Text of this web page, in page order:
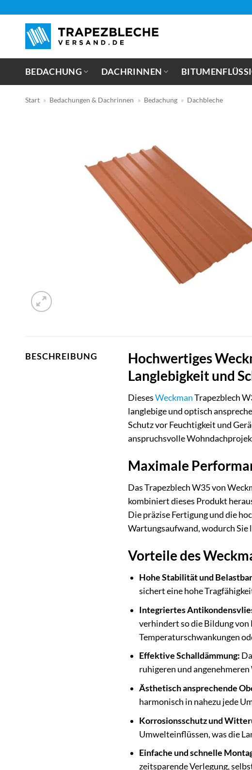
springen
BEDACHUNG DACHRINNEN
Start » Bedachungen & Dachrinnen » Bedachung » Dachbleche
BESCHREIBUNG
Hochwertiges
Langlebigkeit und
DiesesWeckmanTrapezblech
langlebige und optisch
Schutz vor Feuchtigkeit und
anspruchsvolle
Maximale
Das Trapezblech W35 von
kombiniert dieses Produkt
Die präzise Fertigung und die
Wartungsaufwand, wodurch Sie
Vorteile des
Hohe Stabilität und
sichert eine hohe
Integriertes
verhindert so die Bildung
Temperaturschwankungen
Effektive Schalldämmung:
ruhigeren und
Ästhetisch ansprechende
harmonisch in nahezu jede
Korrosionsschutz und
Umwelteinflüssen, was die
Einfache und schnelle
zeitsparende Verlegung,